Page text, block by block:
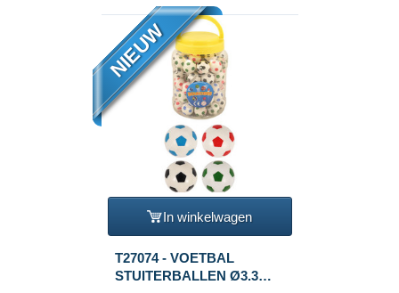
NIEUW
In winkelwagen
T27074 - VOETBAL
STUITERBALLEN Ø3.3